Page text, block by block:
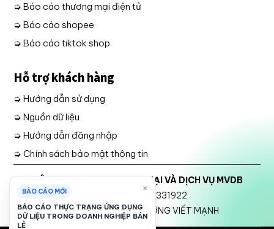
➭ Báo cáo thương mại điện tử
➭ Báo cáo shopee
➭ Báo cáo tiktok shop
Hỗ trợ khách hàng
➭ Hướng dẫn sử dụng
➭ Nguồn dữ liệu
➭ Hướng dẫn đăng nhập
➭ Chính sách bảo mật thông tin
CÔNG TY TNHH THƯƠNG MẠI VÀ DỊCH VỤ MVDB
Mã số thuế: 2301331922
Đại diện Pháp luật: TRƯƠNG VIẾT MẠNH
×
BÁO CÁO MỚI
BÁO CÁO THỰC TRẠNG ỨNG DỤNG
DỮ LIỆU TRONG DOANH NGHIỆP BÁN
LẺ